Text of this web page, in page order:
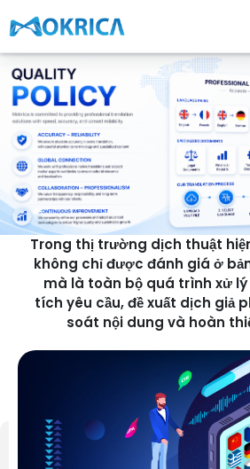
Trong thị trường dịch thuật
không chỉ được đánh giá ở
mà là toàn bộ quá trình xử
tích yêu cầu, đề xuất dịch giả
soát nội dung và hoàn